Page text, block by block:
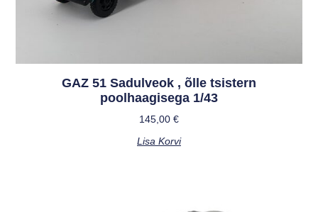
GAZ 51 Sadulveok , õlle tsistern
poolhaagisega 1/43
145,00 €
Lisa Korvi